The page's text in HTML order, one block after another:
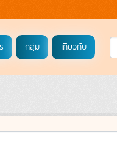
กลุ่ม เกี่ยวกับ